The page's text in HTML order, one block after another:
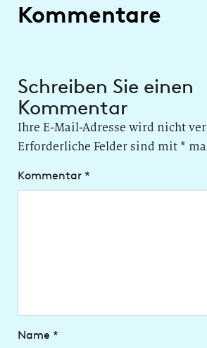
Kommentare
Schreiben Sie einen
Kommentar
Ihre E-Mail-Adresse wird nicht
Erforderliche Felder sind mit*
Kommentar *
Name *